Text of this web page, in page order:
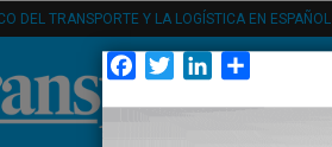
DEL TRANSPORTE Y LA LOGÍSTICA EN ESPAÑOL
Facebook
TwitterLinkedIn